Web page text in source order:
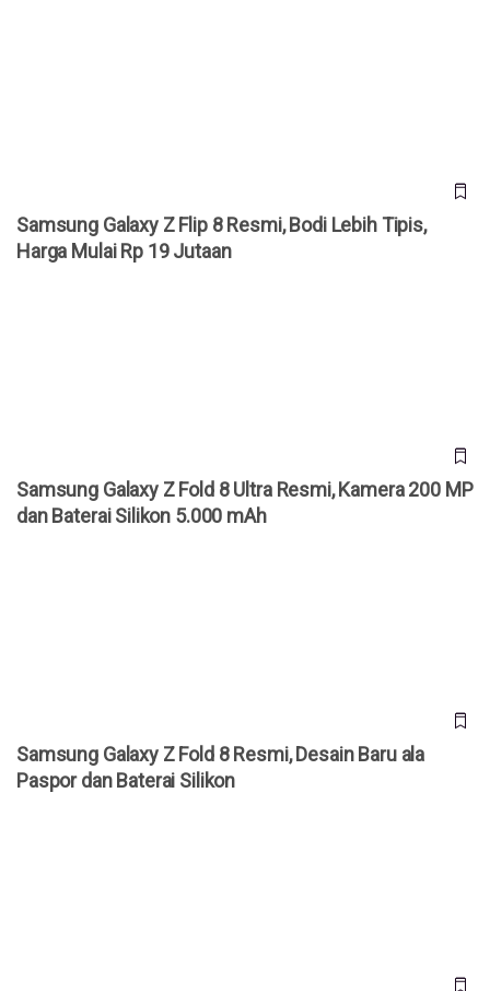
Samsung Galaxy Z Flip 8 Resmi, Bodi Lebih Tipis,
Harga Mulai Rp 19 Jutaan
Samsung Galaxy Z Fold 8 Ultra Resmi, Kamera 200 MP
dan Baterai Silikon 5.000 mAh
Samsung Galaxy Z Fold 8 Resmi, Desain Baru ala
Paspor dan Baterai Silikon